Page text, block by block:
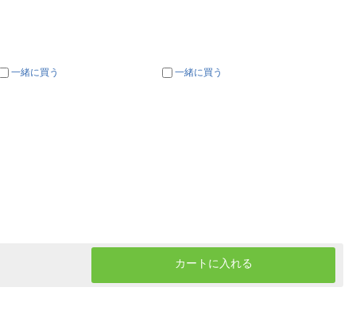
一緒に買う 一緒に買う
カートに入れる